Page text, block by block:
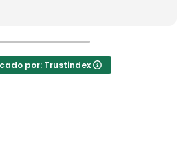
agradecida a Mila
por: Trustindex